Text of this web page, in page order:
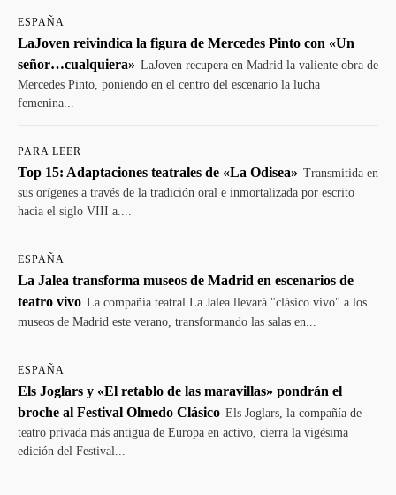
ESPAÑA
LaJoven reivindica la figura de Mercedes Pinto con «Un
señor…cualquiera» LaJoven recupera en Madrid la valiente obra de
Mercedes Pinto, poniendo en el centro del escenario la lucha
femenina...
PARA LEER
Top 15: Adaptaciones teatrales de «La Odisea» Transmitida en
sus orígenes a través de la tradición oral e inmortalizada por escrito
hacia el siglo VIII a....
ESPAÑA
La Jalea transforma museos de Madrid en escenarios de
teatro vivo La compañía teatral La Jalea llevará "clásico vivo" a los
museos de Madrid este verano, transformando las salas en...
ESPAÑA
Els Joglars y «El retablo de las maravillas» pondrán el
broche al Festival Olmedo Clásico Els Joglars, la compañía de
teatro privada más antigua de Europa en activo, cierra la vigésima
edición del Festival...